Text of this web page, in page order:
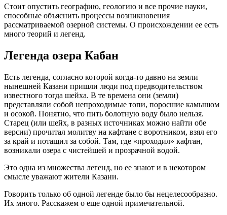
Стоит опустить географию, геологию и все прочие науки,
способные объяснить процессы возникновения
рассматриваемой озерной системы. О происхождении ее есть
много теорий и легенд.
Легенда озера Кабан
Есть легенда, согласно которой когда-то давно на земли
нынешней Казани пришли люди под предводительством
известного тогда шейха. В те времена они (земли)
представляли собой непроходимые топи, поросшие камышом
и осокой. Понятно, что пить болотную воду было нельзя.
Старец (или шейх, в разных источниках можно найти обе
версии) прочитал молитву на кафтане с воротником, взял его
за край и потащил за собой. Там, где «проходил» кафтан,
возникали озера с чистейшей и прозрачной водой.
Это одна из множества легенд, но ее знают и в некотором
смысле уважают жители Казани.
Говорить только об одной легенде было бы нецелесообразно.
Их много. Расскажем о еще одной примечательной.